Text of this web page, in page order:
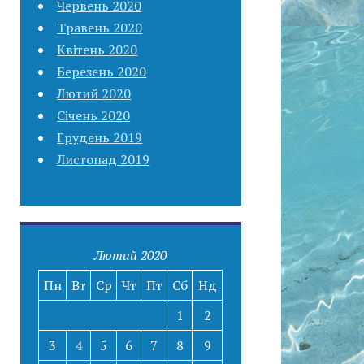
Червень 2020
Травень 2020
Квітень 2020
Березень 2020
Лютий 2020
Січень 2020
Грудень 2019
Листопад 2019
Лютий 2020
Пн Вт Ср Чт Пт Сб Нд
1
2
3
4 5 6 7 8 9